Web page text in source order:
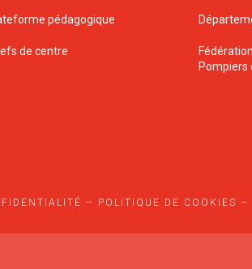
pédagogique
de centre
Pompiers
– POLITIQUE DE COOKIES –